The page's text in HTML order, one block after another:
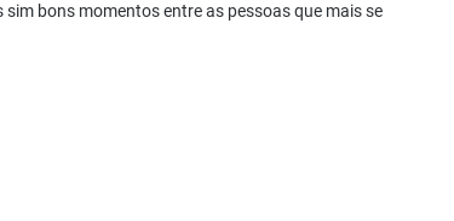
bons momentos entre as pessoas que mais se